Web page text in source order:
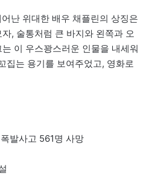
난 위대한 배우 채플린의 상징은
, 술통처럼 큰 바지와 왼쪽과 오
이 우스꽝스러운 인물을 내세워
집는 용기를 보여주었고, 영화로
발사고 561명 사망